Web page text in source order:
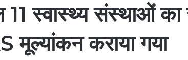
स्वास्थ्य संस्थाओं का
मूल्यांकन कराया गया